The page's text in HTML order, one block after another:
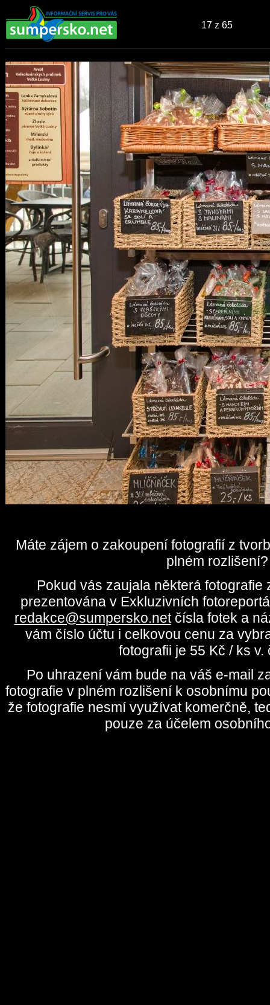
17 z 65
Máte zájem o zakoupení fotografií z
plném rozlišení?
Pokud vás zaujala některá fotografie
prezentována v Exkluzivních
redakce@sumpersko.netčísla fotek a
vám číslo účtu i celkovou cenu za
fotografii je 55 Kč / ks v.
Po uhrazení vám bude na váš e-mail
fotografie v plném rozlišení k osobnímu
že fotografie nesmí využívat komerčně,
pouze za účelem